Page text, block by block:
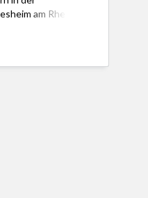
am Rhein.
Theologen
[…]